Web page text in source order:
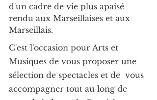
d'un cadre de vie plus apaisé
rendu aux Marseillaises et aux
Marseillais.
C'est l'occasion pour Arts et
Musiques de vous proposer une
sélection de spectacles et de  vous
accompagner tout au long de